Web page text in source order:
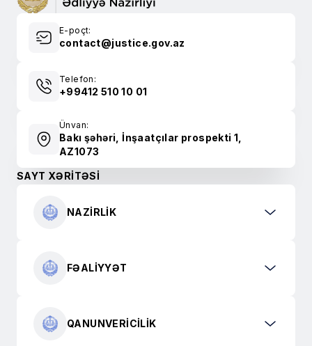
E-poçt:
contact@justice.gov.az
Telefon:
+99412 510 10 01
Ünvan:
Bakı şəhəri, İnşaatçılar prospekti 1,
AZ1073
SAYT XƏRİTƏSİ
NAZIRLIK
FƏALIYYƏT
QANUNVERICILIK